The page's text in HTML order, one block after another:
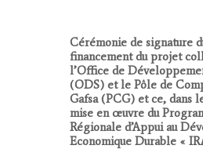
Cérémonie de signature
financement du projet
l’Office de
(ODS) et le Pôle de
Gafsa (PCG) et ce, dans
mise en œuvre du
Régionale d’Appui au
Economique Durable «